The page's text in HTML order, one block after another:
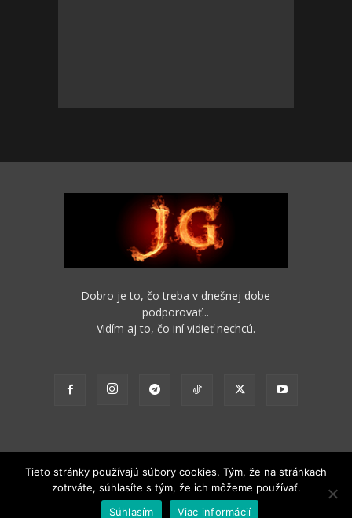
Dobro je to, čo treba v dnešnej dobe
podporovať...
Vidím aj to, čo iní vidieť nechcú.
2012 - 2022 Obsah stránok je možné s funkčným odkazom na pôvodný
Tieto stránky používajú súbory cookies. Tým, že na stránkach
zotrváte, súhlasíte s tým, že ich môžeme používať.
Súhlasím
Viac informácií